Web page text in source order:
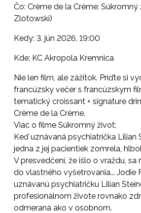
Čo: Crème de la Crème: Súkromný
Zlotowski)
Kedy: 3. jún 2026, 19:00
Kde: KC Akropola Kremnica
Nie len film, ale zážitok. Príďte si
francúzsky večer s francúzskym
tematický croissant + signature
Crème de la Crème.
Viac o filme Súkromný život:
Keď uznávaná psychiatrička Lilian
jedna z jej pacientiek zomrela,
V presvedčení, že išlo o vraždu,
do vlastného vyšetrovania... Jodie
uznávanú psychiatričku Lilian
profesionálnom živote rovnako
odmeraná ako v osobnom.